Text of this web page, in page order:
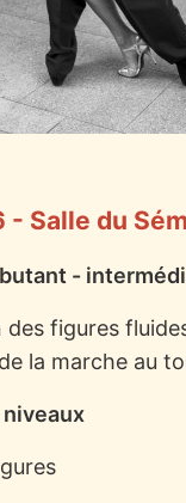
Salle du
-
des figures
la marche au
niveaux